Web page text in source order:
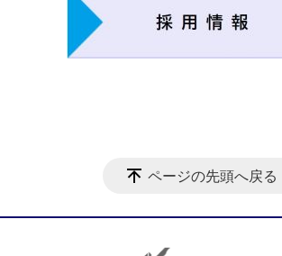
ページの先頭へ戻る